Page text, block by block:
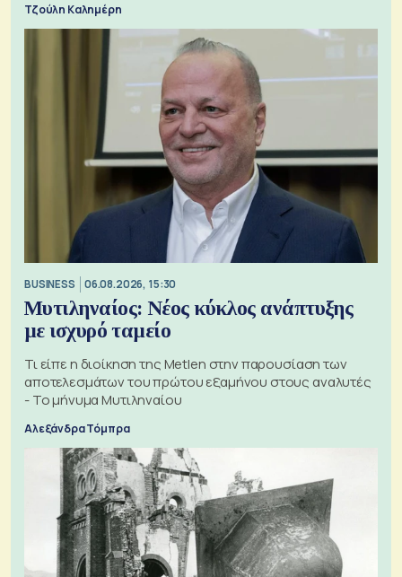
Τζούλη Καλημέρη
BUSINESS 06.08.2026, 15:30
Μυτιληναίος: Νέος κύκλος ανάπτυξης
με ισχυρό ταμείο
Τι είπε η διοίκηση της Metlen στην παρουσίαση των
αποτελεσμάτων του πρώτου εξαμήνου στους αναλυτές
- Το μήνυμα Μυτιληναίου
Αλεξάνδρα Τόμπρα